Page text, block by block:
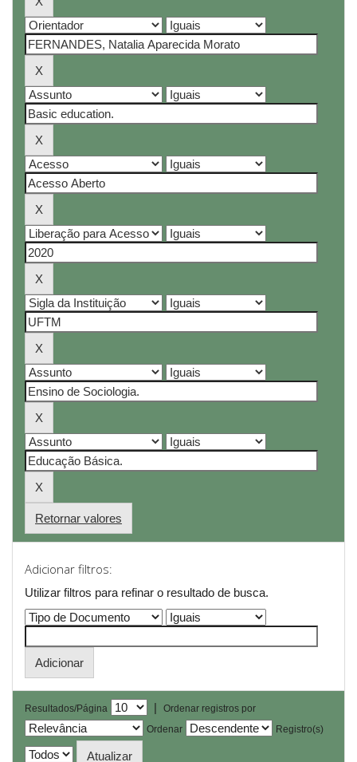
Retornar valores
Adicionar filtros:
Utilizar filtros para refinar o resultado de busca.
Resultados/Página |
Ordenar registros por
Ordenar
Registro(s)